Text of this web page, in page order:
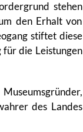
stehen
den Erhalt von
stiftet diese
für die Leistungen
des Landes